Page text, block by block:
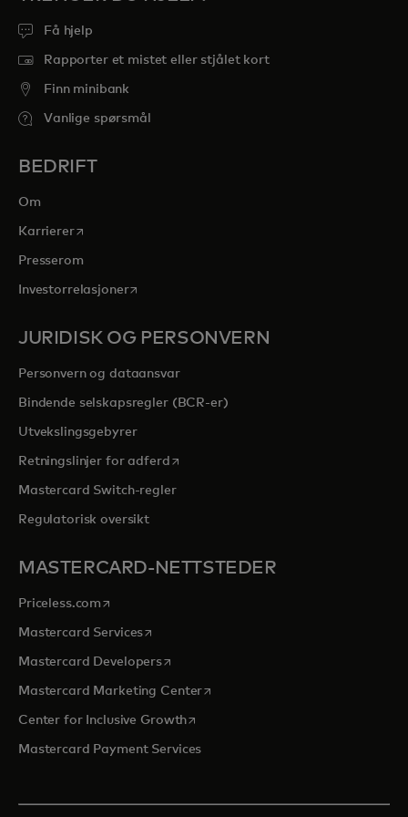
Få hjelp
Rapporter et mistet eller stjålet kort
Finn minibank
Vanlige spørsmål
BEDRIFT
Om
Karriereropens in a new tab
Presserom
Investorrelasjoneropens in a new tab
JURIDISK OG PERSONVERN
Personvern og dataansvar
Bindende selskapsregler (BCR-er)
Utvekslingsgebyrer
Retningslinjer for adferdopens in a new tab
Mastercard Switch-regler
Regulatorisk oversikt
MASTERCARD-NETTSTEDER
Priceless.com opens in a new tab
Mastercard Servicesopens in a new tab
Mastercard Developersopens in a new tab
Mastercard Marketing Centeropens in a new tab
Center for Inclusive Growthopens in a new tab
Mastercard Payment Services